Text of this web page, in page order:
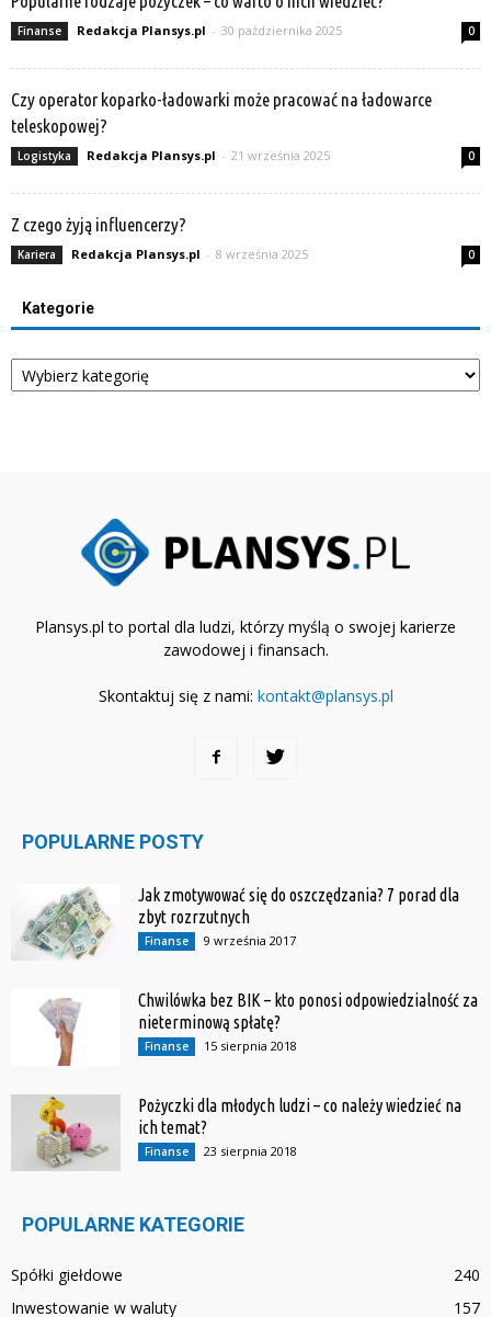
Finanse Redakcja Plansys.pl - 30 października 2025 0
Czy operator koparko-ładowarki może pracować na ładowarce
teleskopowej?
Logistyka Redakcja Plansys.pl - 21 września 2025 0
Z czego żyją influencerzy?
Kariera Redakcja Plansys.pl - 8 września 2025 0
Kategorie
Kategorie
Plansys.pl to portal dla ludzi, którzy myślą o swojej karierze
zawodowej i finansach.
Skontaktuj się z nami: kontakt@plansys.pl
POPULARNE POSTY
Jak zmotywować się do oszczędzania? 7 porad dla
zbyt rozrzutnych
Finanse 9 września 2017
Chwilówka bez BIK – kto ponosi odpowiedzialność za
nieterminową spłatę?
Finanse 15 sierpnia 2018
Pożyczki dla młodych ludzi – co należy wiedzieć na
ich temat?
Finanse 23 sierpnia 2018
POPULARNE KATEGORIE
Spółki giełdowe
240
Inwestowanie w waluty
157